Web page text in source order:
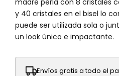
y 40 cristales en el bisel lo
puede ser utilizada sola o
un look único e impactante.
Envíos gratis a todo el